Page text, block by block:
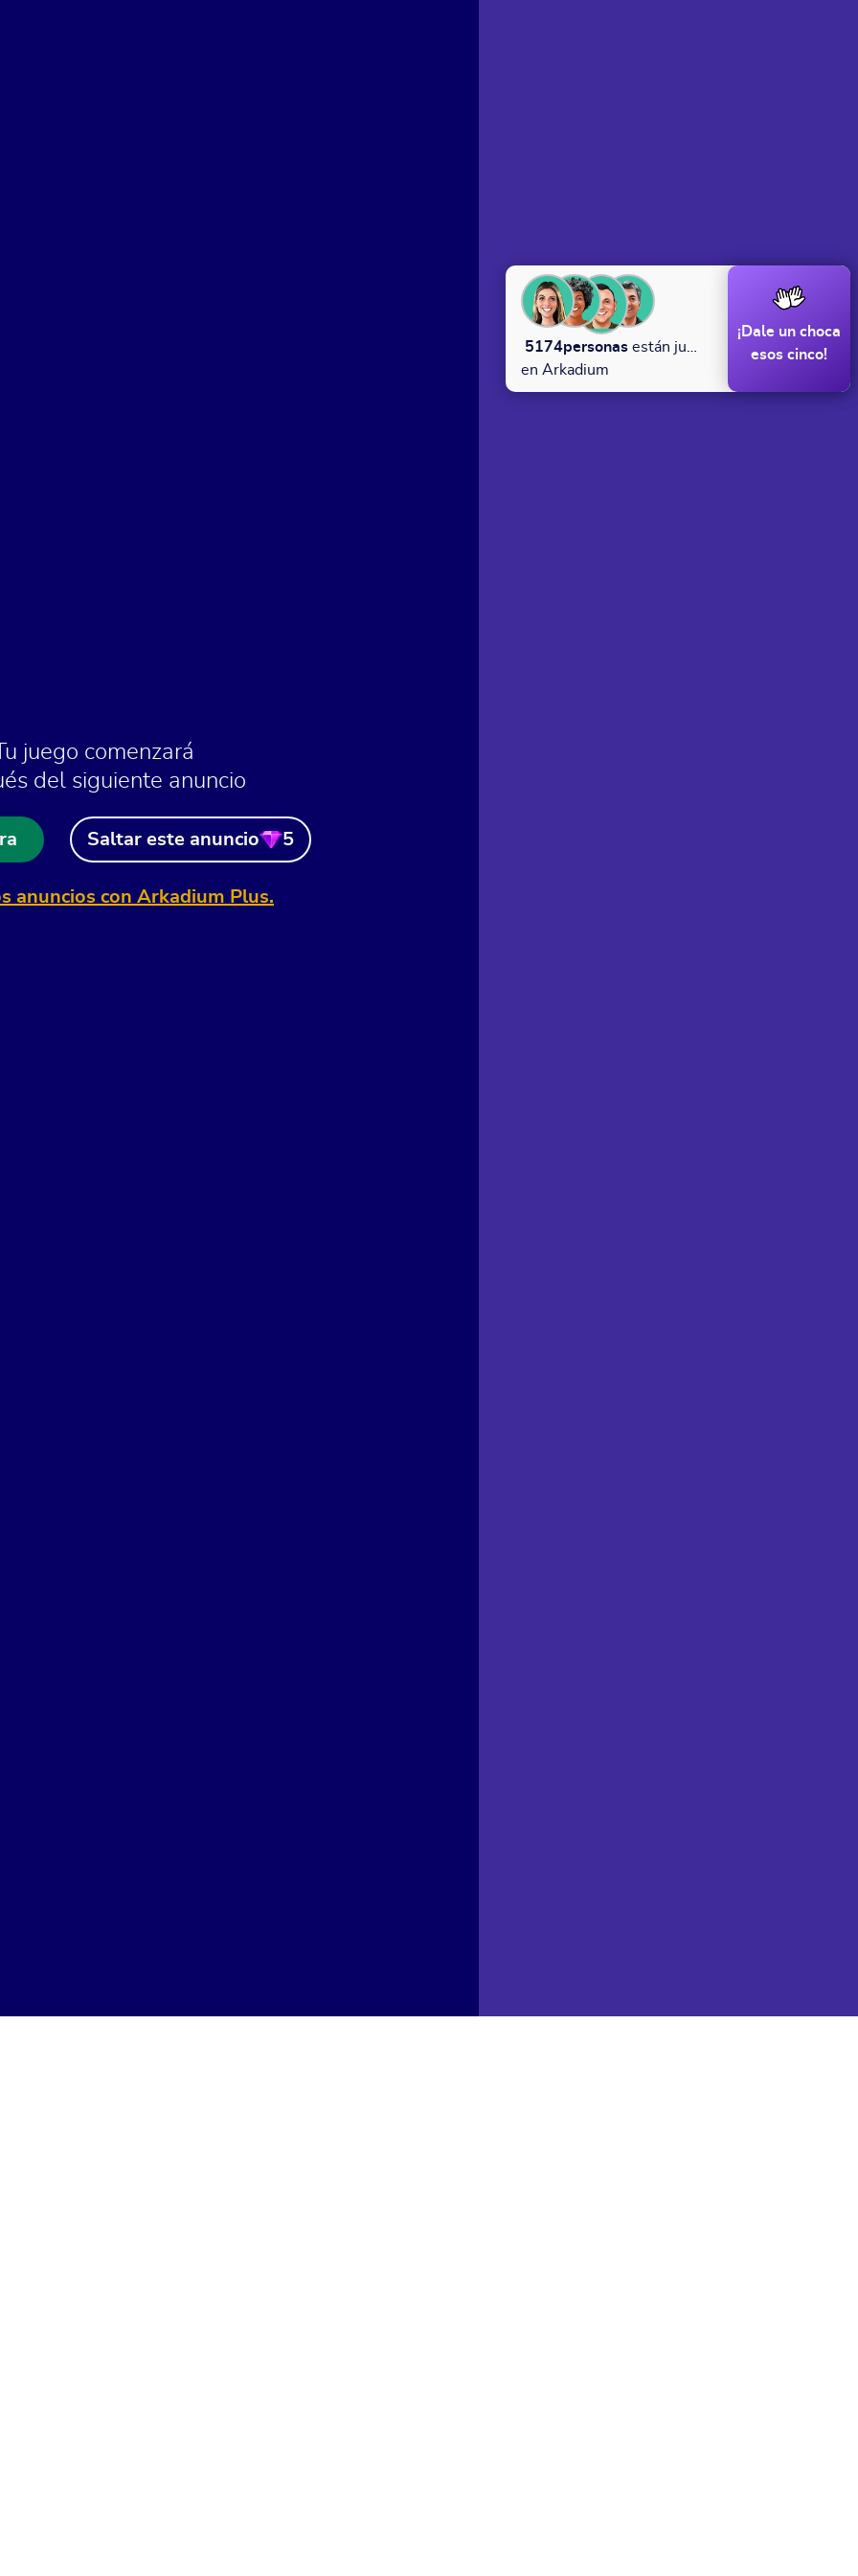
Tu juego comenzará
del siguiente anuncio
Saltar este anuncio 5
anuncios con Arkadium Plus.
5174personas están jugando
en Arkadium
¡Dale un choca
esos cinco!